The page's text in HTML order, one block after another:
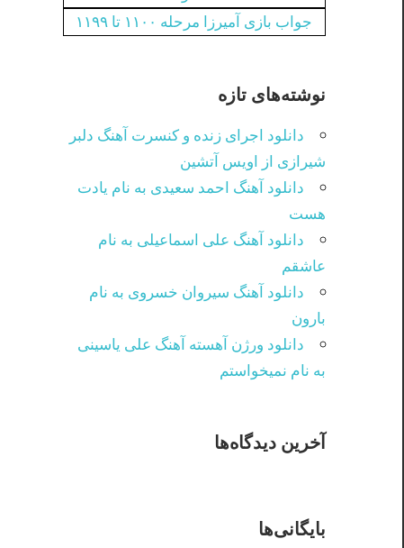
جواب بازی آمیرزا مرحله ۱۱۰۰ تا ۱۱۹۹
نوشته‌های تازه
دانلود اجرای زنده و کنسرت آهنگ دلبر
شیرازی از اویس آتشین
دانلود آهنگ احمد سعیدی به نام یادت
هست
دانلود آهنگ علی اسماعیلی به نام
عاشقم
دانلود آهنگ سیروان خسروی به نام
بارون
دانلود ورژن آهسته آهنگ علی یاسینی
به نام نمیخواستم
آخرین دیدگاه‌ها
بایگانی‌ها